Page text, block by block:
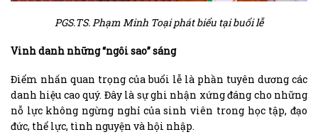
PGS.TS. Phạm Minh Toại phát biểu tại buổi lễ
Vinh danh những “ngôi sao” sáng
Điểm nhấn quan trọng của buổi lễ là phần tuyên dương các
danh hiệu cao quý. Đây là sự ghi nhận xứng đáng cho những
nỗ lực không ngừng nghỉ của sinh viên trong học tập, đạo
đức, thể lực, tình nguyện và hội nhập.